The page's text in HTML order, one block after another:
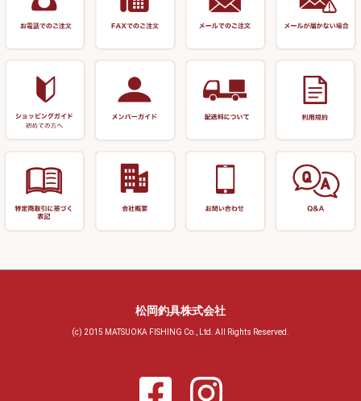
替網・仕付糸
玉置（高級品）
万力付お膳・うどん皿
先受・メスネジ・その他
ハサミ 偏光サングラス
小物ケース・保護ケース
防寒コーナー
リサイクル 浮子
リサイクル 玉網・玉置・フラ
リサイクル 浮子箱・浮子筒・
アウトレット商品
松岡釣具株式会社
(c) 2015 MATSUOKA FISHING Co., Ltd. All Rights Reserved.